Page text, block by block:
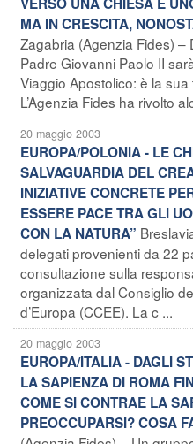
MA IN CRESCITA,
Zagabria (Agenzia Fides) –
Padre Giovanni Paolo II
Viaggio Apostolico: è la
L’Agenzia Fides ha rivolto
20 maggio 2003
EUROPA/POLONIA - LE
SALVAGUARDIA DEL
INIZIATIVE CONCRETE
ESSERE PACE TRA GLI
CON LA NATURA”
delegati provenienti da 22
consultazione sulla
organizzata dal Consiglio
d’Europa (CCEE). La c ...
20 maggio 2003
EUROPA/ITALIA - DAGLI
LA SAPIENZA DI ROMA
COME SI CONTRAE LA
PREOCCUPARSI? COSA